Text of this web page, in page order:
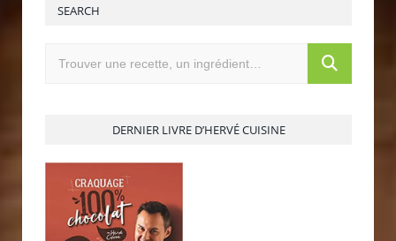
SEARCH
DERNIER LIVRE D’HERVÉ CUISINE